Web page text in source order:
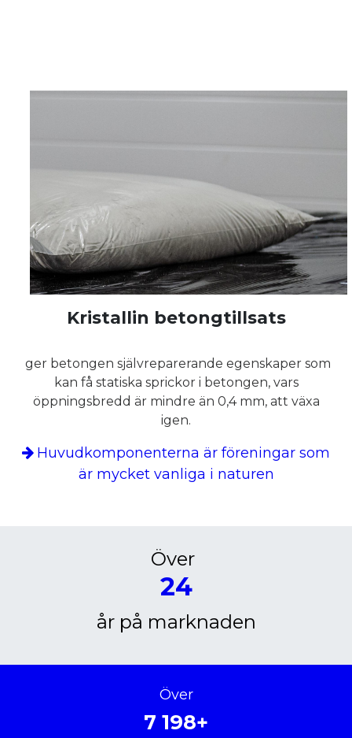
Kristallin betongtillsats
ger betongen självreparerande egenskaper som
kan få statiska sprickor i betongen, vars
öppningsbredd är mindre än 0,4 mm, att växa
igen.
Huvudkomponenterna är föreningar som
är mycket vanliga i naturen
Över
24
år på marknaden
Över
7 198+